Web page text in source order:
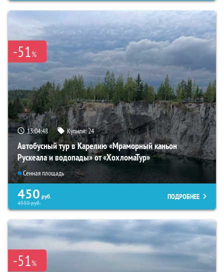
-51%
13:04:47 Купили:24
Автобусный тур в Карелию «Мраморный каньон
Рускеала и водопады» от «ХохломаТур»
Сенная площадь
450 руб.
4550руб.
ПОДРОБНЕЕ
-51%